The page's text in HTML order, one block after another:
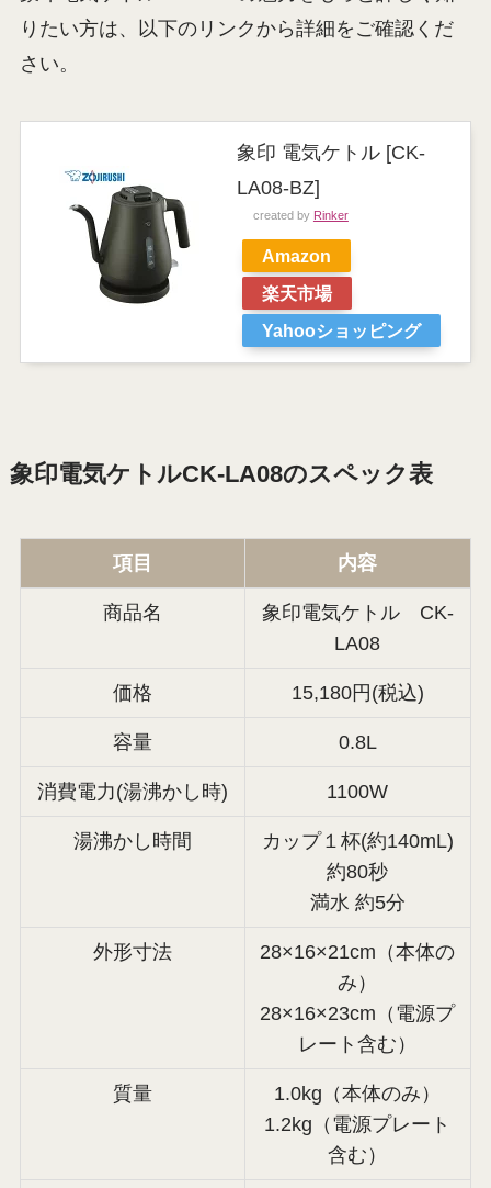
りたい方は、以下のリンクから詳細をご確認くだ
さい。
象印 電気ケトル [CK-
LA08-BZ]
created by Rinker
Amazon
楽天市場
Yahooショッピング
象印電気ケトルCK-LA08のスペック表
項目 内容
商品名
象印電気ケトル CK-
LA08
価格 15,180円(税込)
容量 0.8L
消費電力(湯沸かし時) 1100W
湯沸かし時間
カップ１杯(約140mL)
約80秒
満水 約5分
外形寸法
28×16×21cm（本体の
み）
28×16×23cm（電源プ
レート含む）
質量
1.0kg（本体のみ）
1.2kg（電源プレート
含む）